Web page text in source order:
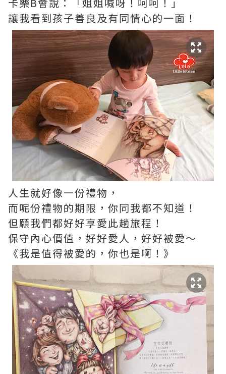
讓我看到孩子善良及有同情心的一面！
人生就好像一份禮物，
而呢份禮物的期限，你同我都不知道！
但願我們都好好享愛此趟旅程！
保守內心價值，好好愛人，好好被愛～
《我是值得被愛的，你也是啊！》